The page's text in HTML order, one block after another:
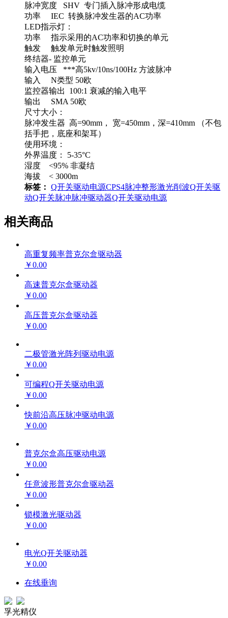
脉冲宽度 SHV 专门插入脉冲形成电缆
功率 IEC 转换脉冲发生器的AC功率
LED指示灯：
功率 指示采用的AC功率和切换的单元
触发 触发单元时触发照明
终结器- 监控单元
输入电压 ***高5kv/10ns/100Hz 方波脉冲
输入 N类型 50欧
监控器输出 100:1 衰减的输入电平
输出 SMA 50欧
尺寸大小：
脉冲发生器 高=90mm， 宽=450mm，深=410mm （不包
括手把，底座和架耳）
使用环境：
外界温度： 5-35°C
湿度 <95% 非凝结
海拔 < 3000m
标签： Q开关驱动电源CPS4脉冲整形激光削波Q开关驱
动Q开关脉冲脉冲驱动器Q开关驱动电源
相关商品
高重复频率普克尔盒驱动器
￥0.00
高速普克尔盒驱动器
￥0.00
高压普克尔盒驱动器
￥0.00
二极管激光阵列驱动电源
￥0.00
可编程Q开关驱动电源
￥0.00
快前沿高压脉冲驱动电源
￥0.00
普克尔盒高压驱动电源
￥0.00
任意波形普克尔盒驱动器
￥0.00
锁模激光驱动器
￥0.00
电光Q开关驱动器
￥0.00
在线垂询
孚光精仪